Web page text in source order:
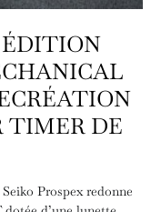
ÉDITION
TIMER DE
Prospex redonne